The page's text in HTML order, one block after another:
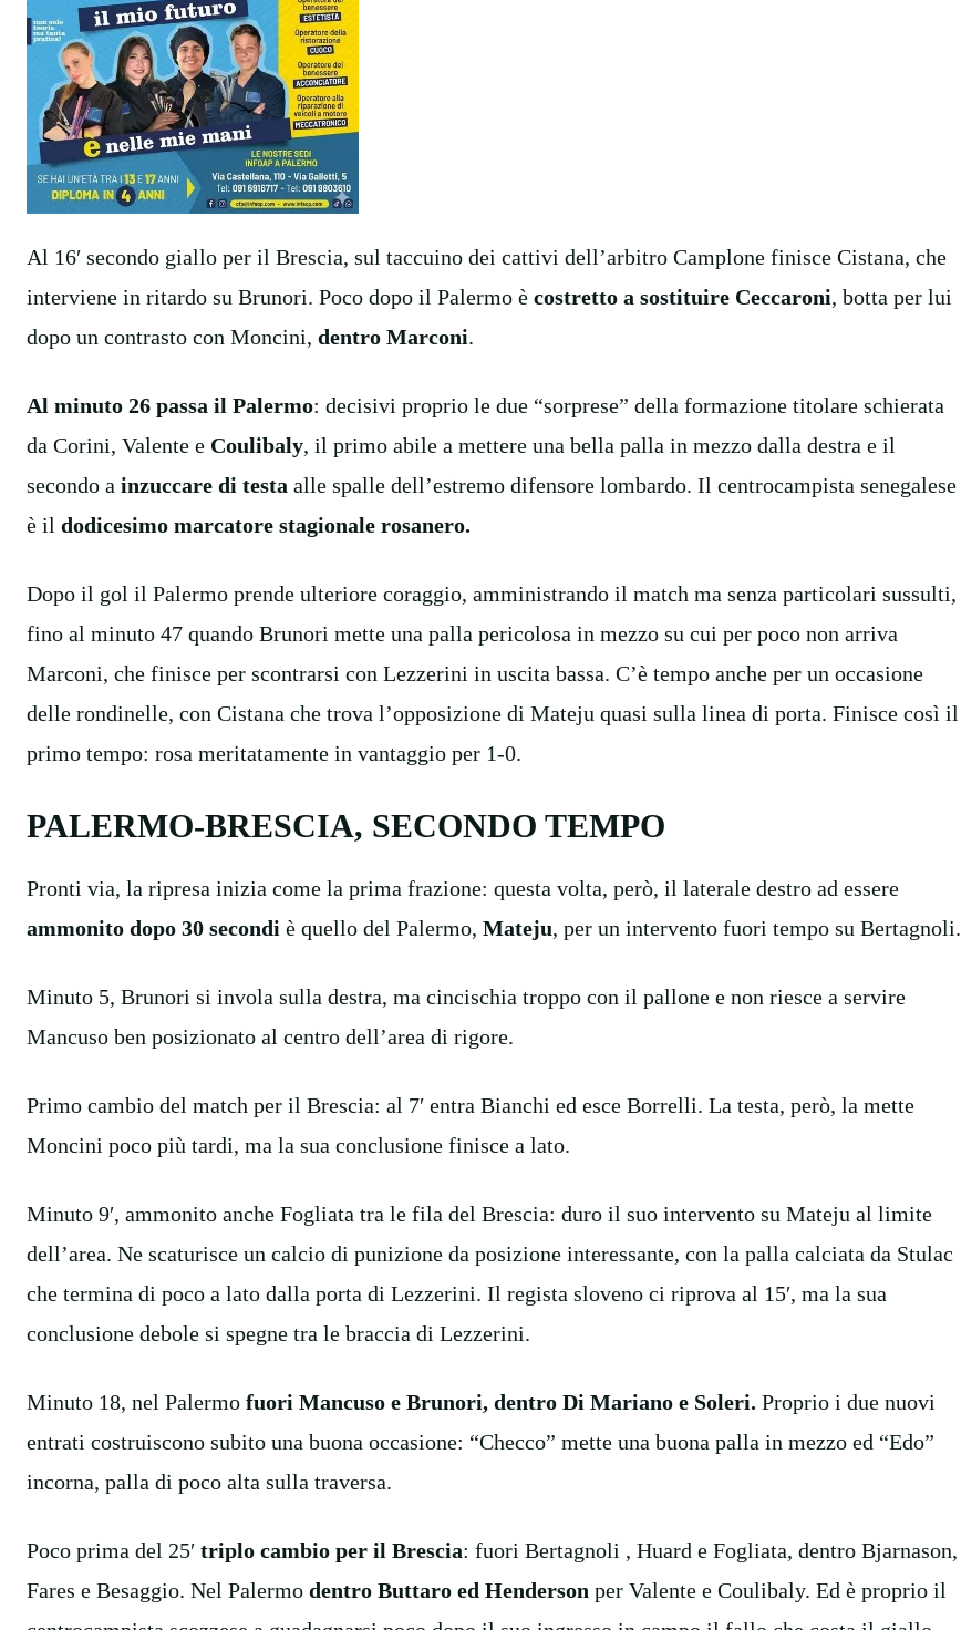
Al 16′ secondo giallo per il Brescia, sul taccuino dei cattivi dell’arbitro Camplone finisce Cistana, che
interviene in ritardo su Brunori. Poco dopo il Palermo è costretto a sostituire Ceccaroni, botta per lui
dopo un contrasto con Moncini, dentro Marconi.
Al minuto 26 passa il Palermo: decisivi proprio le due “sorprese” della formazione titolare schierata
da Corini, Valente e Coulibaly, il primo abile a mettere una bella palla in mezzo dalla destra e il
secondo a inzuccare di testa alle spalle dell’estremo difensore lombardo. Il centrocampista senegalese
è il dodicesimo marcatore stagionale rosanero.
Dopo il gol il Palermo prende ulteriore coraggio, amministrando il match ma senza particolari sussulti,
fino al minuto 47 quando Brunori mette una palla pericolosa in mezzo su cui per poco non arriva
Marconi, che finisce per scontrarsi con Lezzerini in uscita bassa. C’è tempo anche per un occasione
delle rondinelle, con Cistana che trova l’opposizione di Mateju quasi sulla linea di porta. Finisce così il
primo tempo: rosa meritatamente in vantaggio per 1-0.
PALERMO-BRESCIA, SECONDO TEMPO
Pronti via, la ripresa inizia come la prima frazione: questa volta, però, il laterale destro ad essere
ammonito dopo 30 secondi è quello del Palermo, Mateju, per un intervento fuori tempo su Bertagnoli.
Minuto 5, Brunori si invola sulla destra, ma cincischia troppo con il pallone e non riesce a servire
Mancuso ben posizionato al centro dell’area di rigore.
Primo cambio del match per il Brescia: al 7′ entra Bianchi ed esce Borrelli. La testa, però, la mette
Moncini poco più tardi, ma la sua conclusione finisce a lato.
Minuto 9′, ammonito anche Fogliata tra le fila del Brescia: duro il suo intervento su Mateju al limite
dell’area. Ne scaturisce un calcio di punizione da posizione interessante, con la palla calciata da Stulac
che termina di poco a lato dalla porta di Lezzerini. Il regista sloveno ci riprova al 15′, ma la sua
conclusione debole si spegne tra le braccia di Lezzerini.
Minuto 18, nel Palermo fuori Mancuso e Brunori, dentro Di Mariano e Soleri. Proprio i due nuovi
entrati costruiscono subito una buona occasione: “Checco” mette una buona palla in mezzo ed “Edo”
incorna, palla di poco alta sulla traversa.
Poco prima del 25′ triplo cambio per il Brescia: fuori Bertagnoli , Huard e Fogliata, dentro Bjarnason,
Fares e Besaggio. Nel Palermo dentro Buttaro ed Henderson per Valente e Coulibaly. Ed è proprio il